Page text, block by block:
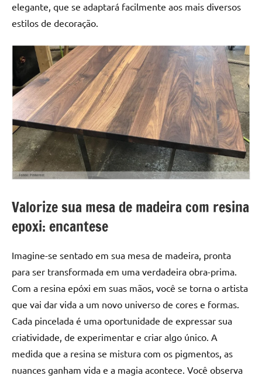
elegante, que se adaptará facilmente aos mais diversos
estilos de decoração.
Valorize sua mesa de madeira com resina
epoxi: encantese
Imagine-se sentado em sua mesa de madeira, pronta
para ser transformada em uma verdadeira obra-prima.
Com a resina epóxi em suas mãos, você se torna o artista
que vai dar vida a um novo universo de cores e formas.
Cada pincelada é uma oportunidade de expressar sua
criatividade, de experimentar e criar algo único. A
medida que a resina se mistura com os pigmentos, as
nuances ganham vida e a magia acontece. Você observa